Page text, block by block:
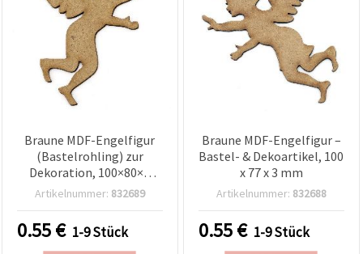
Braune MDF-Engelfigur
(Bastelrohling) zur
Dekoration, 100×80×3
mm
Artikelnummer: 832689
0.55€ 1-9 Stück
Braune MDF-Engelfigur –
Bastel- & Dekoartikel, 100
x 77 x 3 mm
Artikelnummer: 832688
0.55€ 1-9 Stück